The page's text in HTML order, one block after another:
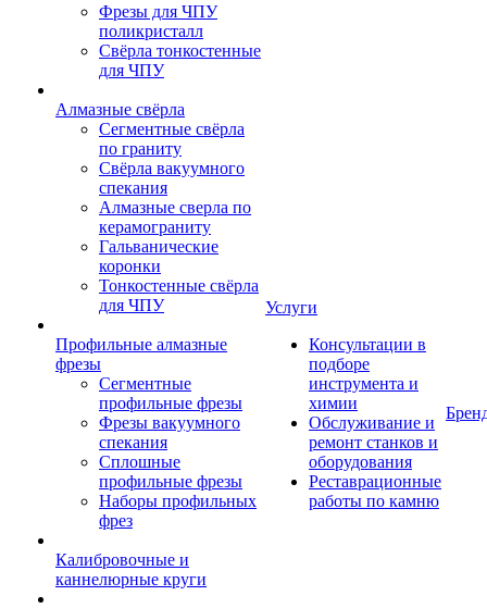
Фрезы для ЧПУ
поликристалл
Свёрла тонкостенные
для ЧПУ
Алмазные свёрла
Сегментные свёрла
по граниту
Свёрла вакуумного
спекания
Алмазные сверла по
керамограниту
Гальванические
коронки
Тонкостенные свёрла
для ЧПУ
Профильные алмазные
фрезы
Сегментные
профильные фрезы
Фрезы вакуумного
спекания
Сплошные
профильные фрезы
Наборы профильных
фрез
Калибровочные и
каннелюрные круги
Услуги
Консультации в
подборе
инструмента и
химии
Обслуживание и
ремонт станков и
оборудования
Реставрационные
работы по камню